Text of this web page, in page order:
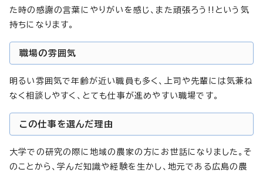
た時の感謝の言葉にやりがいを感じ、また頑張ろう!!という気
持ちになります。
職場の雰囲気
明るい雰囲気で年齢が近い職員も多く、上司や先輩には気兼ね
なく相談しやすく、とても仕事が進めやすい職場です。
この仕事を選んだ理由
大学での研究の際に地域の農家の方にお世話になりました。そ
のことから、学んだ知識や経験を生かし、地元である広島の農